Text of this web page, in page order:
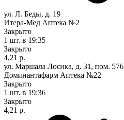
ул. Л. Беды, д. 19
Итера-Мед Аптека №2
Закрыто
1 шт. в 19:35
Закрыто
4,21 р.
ул. Маршала Лосика, д. 31, пом. 576
Доминантафарм Аптека №22
Закрыто
1 шт. в 19:36
Закрыто
4,21 р.